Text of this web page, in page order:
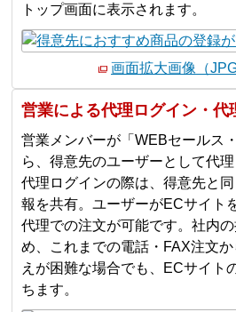
トップ画面に表示されます。
画面拡大画像（
営業による代理ログイン・代
営業メンバーが「WEBセールス
ら、得意先のユーザーとして代理
代理ログインの際は、得意先と
報を共有。ユーザーがECサイト
代理での注文が可能です。社内
め、これまでの電話・FAX注文
えが困難な場合でも、ECサイト
ちます。